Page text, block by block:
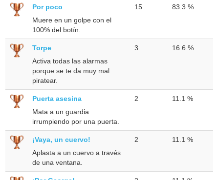
Por poco
Muere en un golpe con el
100% del botín.
15 83.3 %
Torpe
Activa todas las alarmas
porque se te da muy mal
piratear.
3 16.6 %
Puerta asesina
Mata a un guardia
irrumpiendo por una puerta.
2 11.1 %
¡Vaya, un cuervo!
Aplasta a un cuervo a través
de una ventana.
2 11.1 %